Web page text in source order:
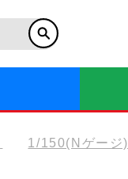
1/150(Nゲージ)